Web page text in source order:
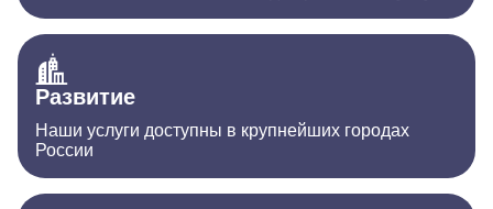
Развитие
Наши услуги доступны в крупнейших городах
России